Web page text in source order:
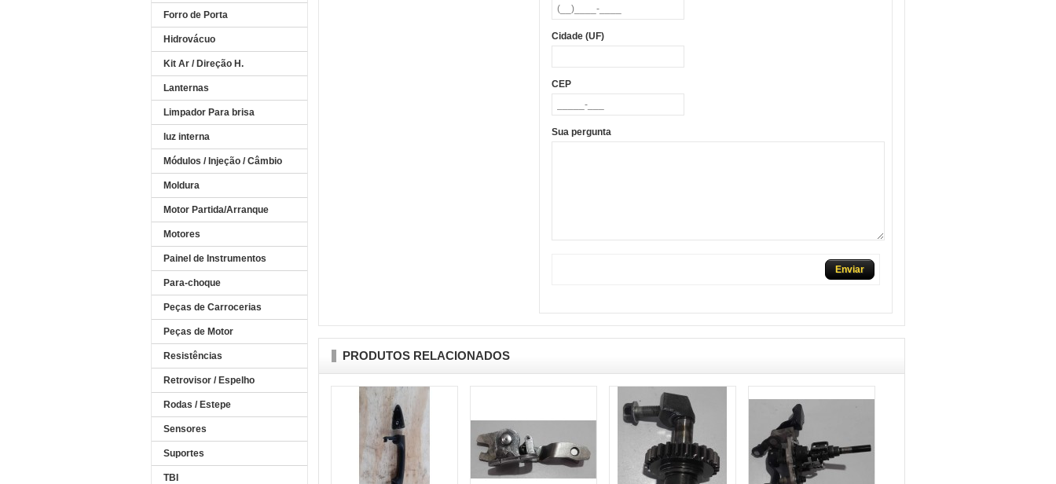
Forro de Porta
Hidrovácuo
Kit Ar / Direção H.
Lanternas
Limpador Para brisa
luz interna
Módulos / Injeção / Câmbio
Moldura
Motor Partida/Arranque
Motores
Painel de Instrumentos
Para-choque
Peças de Carrocerias
Peças de Motor
Resistências
Retrovisor / Espelho
Rodas / Estepe
Sensores
Suportes
TBI
Cidade (UF)
CEP
Sua pergunta
Enviar
PRODUTOS RELACIONADOS